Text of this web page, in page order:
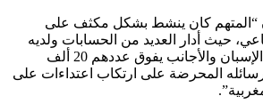
“المتهم كان ينشط بشكل مكثف على
حيث أدار العديد من الحسابات ولديه
عدد كبير من المتابعين الإسبان والأجانب يفوق عددهم 20 ألف
المحرضة على ارتكاب اعتداءات على